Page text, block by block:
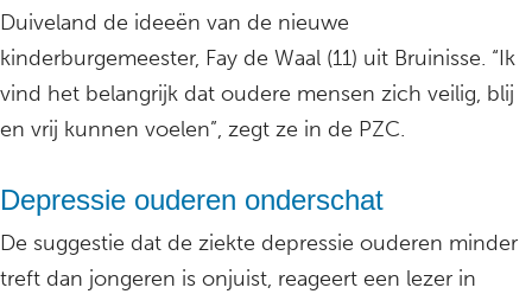
Duiveland de ideeën van de nieuwe
kinderburgemeester, Fay de Waal (11) uit Bruinisse. “Ik
vind het belangrijk dat oudere mensen zich veilig, blij
en vrij kunnen voelen”, zegt ze in de PZC.
Depressie ouderen onderschat
De suggestie dat de ziekte depressie ouderen minder
treft dan jongeren is onjuist, reageert een lezer in